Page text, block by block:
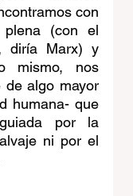
con
plena (con el
diría Marx) y
mismo, nos
de algo mayor
humana- que
por la
ni por el